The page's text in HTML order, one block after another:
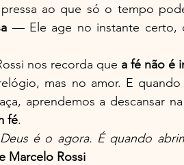
ao que só o tempo
— Ele age no instante certo,
nos recorda que a fé não é
mas no amor. E
aprendemos a descansar
fé.
é o agora. É quando
Marcelo Rossi